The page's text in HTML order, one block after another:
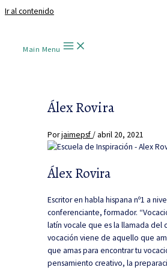
Ir al contenido
Main Menu
Álex Rovira
Porjaimepsf/abril 20, 2021
Álex Rovira
Escritor en habla hispana nº1 a
conferenciante, formador.
latín vocale que es la llamada del
vocación viene de aquello que
que amas para encontrar tu
pensamiento creativo, la